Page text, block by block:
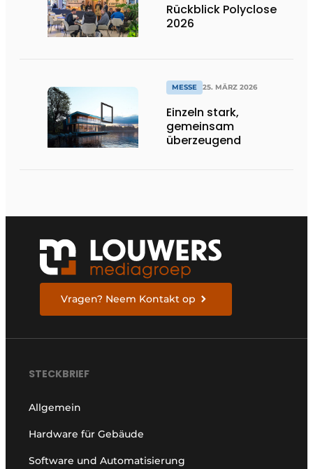
Rückblick Polyclose
2026
MESSE 25. MÄRZ 2026
Einzeln stark,
gemeinsam
überzeugend
Vragen? Neem Kontakt op
STECKBRIEF
Allgemein
Hardware für Gebäude
Software und Automatisierung